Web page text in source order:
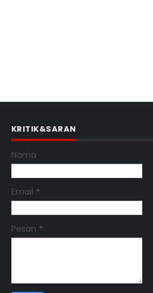
KRITIK&SARAN
Nama
Email *
Pesan *